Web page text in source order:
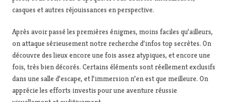
casques et autres réjouissances en perspective.
Après avoir passé les premières énigmes, moins faciles qu’ailleurs,
on attaque sérieusement notre recherche d’infos top secrètes. On
découvre des lieux encore une fois assez atypiques, et encore une
fois, très bien décorés. Certains éléments sont réellement exclusifs
dans une salle d’escape, et l’immersion n’en est que meilleure. On
apprécie les efforts investis pour une aventure réussie